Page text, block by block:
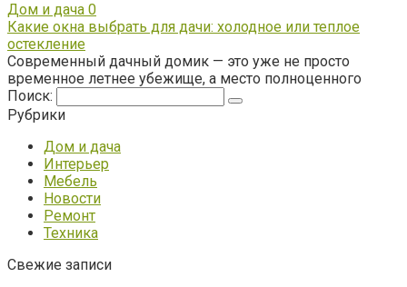
Дом и дача 0
Какие окна выбрать для дачи: холодное или теплое
остекление
Современный дачный домик — это уже не просто
временное летнее убежище, а место полноценного
Поиск:
Рубрики
Дом и дача
Интерьер
Мебель
Новости
Ремонт
Техника
Свежие записи